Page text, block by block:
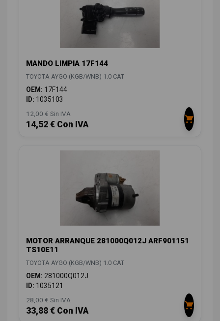
MANDO LIMPIA 17F144
TOYOTA AYGO (KGB/WNB) 1.0 CAT
OEM: 17F144
ID: 1035103
12,00 € Sin IVA
14,52 € Con IVA
MOTOR ARRANQUE 281000Q012J ARF901151
TS10E11
TOYOTA AYGO (KGB/WNB) 1.0 CAT
OEM: 281000Q012J
ID: 1035121
28,00 € Sin IVA
33,88 € Con IVA